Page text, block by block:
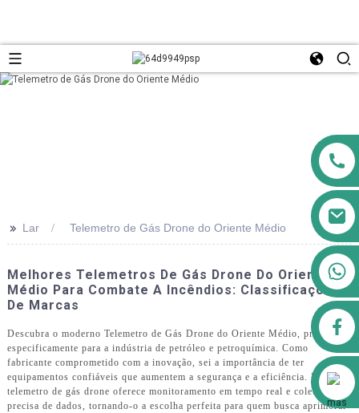
Alibaba
>> Lar Telemetro de Gás Drone do Oriente Médio
Melhores Telemetros De Gás Drone Do Oriente
Médio Para Combate A Incêndios: Classificações
De Marcas
Descubra o moderno Telemetro de Gás Drone do Oriente Médio, projetado
especificamente para a indústria de petróleo e petroquímica. Como
fabricante comprometido com a inovação, sei a importância de ter
equipamentos confiáveis ​​que aumentem a segurança e a eficiência. Nosso
telemetro de gás drone oferece monitoramento em tempo real e coleta
precisa de dados, tornando-o a escolha perfeita para quem busca aprimorar